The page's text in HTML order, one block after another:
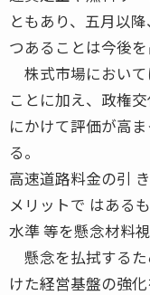
ともあり、五月以
つあることは今後
株式市場におい
ことに加え、政権
にかけて評価が高
る。
高速道路料金の引
メリットで はある
水準 等を懸念材料
懸念を払拭する
けた経営基盤の強